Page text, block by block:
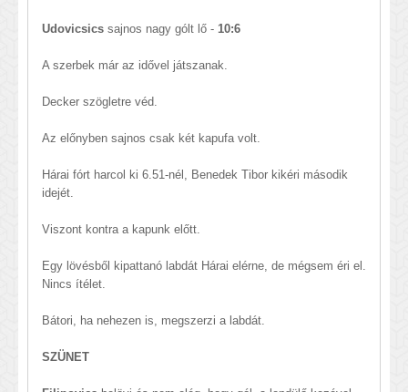
Udovicsics sajnos nagy gólt lő - 10:6
A szerbek már az idővel játszanak.
Decker szögletre véd.
Az előnyben sajnos csak két kapufa volt.
Hárai fórt harcol ki 6.51-nél, Benedek Tibor kikéri második
idejét.
Viszont kontra a kapunk előtt.
Egy lövésből kipattanó labdát Hárai elérne, de mégsem éri el.
Nincs ítélet.
Bátori, ha nehezen is, megszerzi a labdát.
SZÜNET